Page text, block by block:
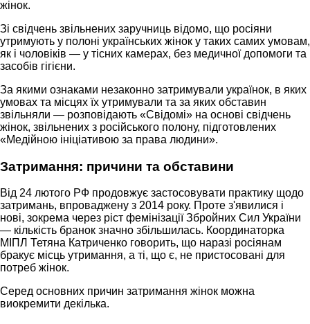
жінок.
Зі свідчень звільнених заручниць відомо, що росіяни
утримують у полоні українських жінок у таких самих умовам,
як і чоловіків — у тісних камерах, без медичної допомоги та
засобів гігієни.
За якими ознаками незаконно затримували українок, в яких
умовах та місцях їх утримували та за яких обставин
звільняли — розповідають «Свідомі» на основі свідчень
жінок, звільнених з російського полону, підготовлених
«Медійною ініціативою за права людини».
Затримання: причини та обставини
Від 24 лютого РФ продовжує застосовувати практику щодо
затримань, впроваджену з 2014 року. Проте з'явилися і
нові, зокрема через ріст фемінізації Збройних Сил України
— кількість бранок значно збільшилась. Координаторка
МІПЛ Тетяна Катриченко говорить, що наразі росіянам
бракує місць утримання, а ті, що є, не пристосовані для
потреб жінок.
Серед основних причин затримання жінок можна
виокремити декілька.